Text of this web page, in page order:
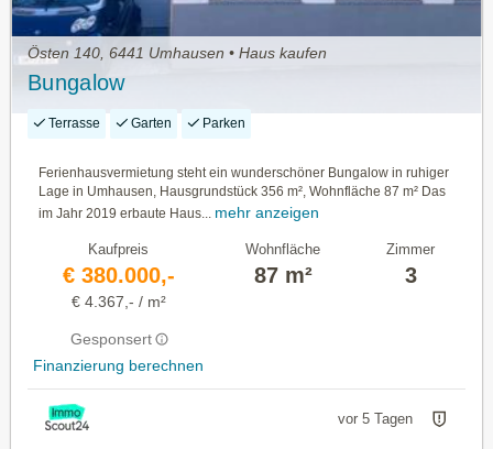
Östen 140, 6441 Umhausen • Haus kaufen
Bungalow
Terrasse Garten Parken
Ferienhausvermietung steht ein wunderschöner Bungalow in ruhiger
Lage in Umhausen, Hausgrundstück 356 m², Wohnfläche 87 m² Das
im Jahr 2019 erbaute Haus... mehr anzeigen
Kaufpreis
€ 380.000,-
€ 4.367,- / m²
Gesponsert
Finanzierung berechnen
Wohnfläche
87 m²
Zimmer
3
vor 5 Tagen